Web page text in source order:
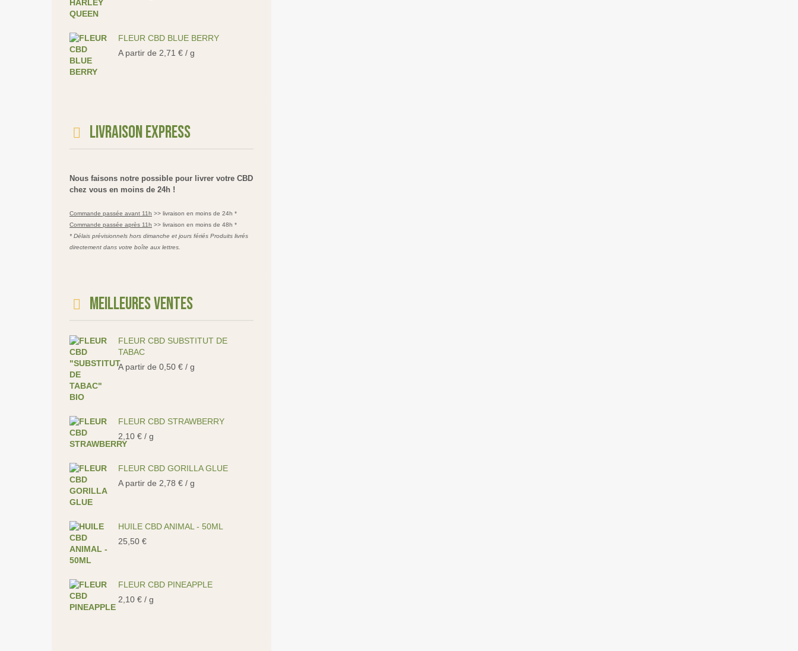
FLEUR CBD BLUE BERRY
A partir de 2,71 € / g
Livraison express
Nous faisons notre possible pour livrer votre CBD
chez vous en moins de 24h !
Commande passée avant 11h >> livraison en moins de 24h *
Commande passée après 11h >> livraison en moins de 48h *
* Délais prévisionnels hors dimanche et jours fériés Produits livrés
directement dans votre boîte aux lettres.
Meilleures ventes
FLEUR CBD SUBSTITUT DE
TABAC
A partir de 0,50 € / g
FLEUR CBD STRAWBERRY
2,10 € / g
FLEUR CBD GORILLA GLUE
A partir de 2,78 € / g
HUILE CBD ANIMAL - 50ML
25,50 €
FLEUR CBD PINEAPPLE
2,10 € / g